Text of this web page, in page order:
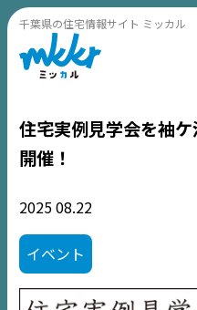
千葉県の住宅情報サイト ミッカル
住宅実例見学会を袖
開催！
202508.22
イベント